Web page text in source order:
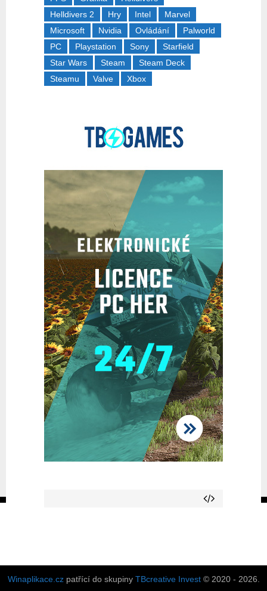
Helldivers 2
Hry Intel
Marvel
Microsoft
Nvidia Ovládání
Palworld
PC
Playstation Sony
Starfield
Star Wars
Steam
Steam Deck
Steamu
Valve Xbox
Winaplikace.czpatřící do skupiny TBcreative Invest© 2020 - 2026.